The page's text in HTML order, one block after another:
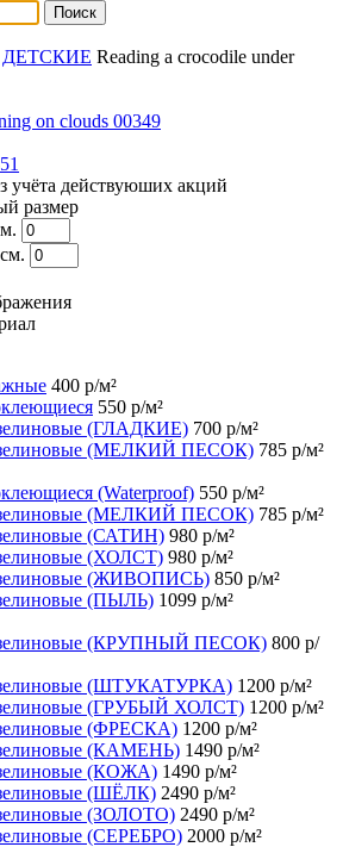
Поиск
ДЕТСКИЕ Reading a crocodile under
on clouds 00349
учёта действуюших акций
размер
400 р/м²
550 р/м²
(ГЛАДКИЕ) 700 р/м²
(МЕЛКИЙ ПЕСОК) 785 р/м²
(Waterproof) 550 р/м²
(МЕЛКИЙ ПЕСОК) 785 р/м²
(САТИН) 980 р/м²
(ХОЛСТ) 980 р/м²
(ЖИВОПИСЬ) 850 р/м²
(ПЫЛЬ) 1099 р/м²
(КРУПНЫЙ ПЕСОК) 800 р/
(ШТУКАТУРКА) 1200 р/м²
(ГРУБЫЙ ХОЛСТ) 1200 р/м²
(ФРЕСКА) 1200 р/м²
(КАМЕНЬ) 1490 р/м²
(КОЖА) 1490 р/м²
(ШЁЛК) 2490 р/м²
(ЗОЛОТО) 2490 р/м²
(СЕРЕБРО) 2000 р/м²